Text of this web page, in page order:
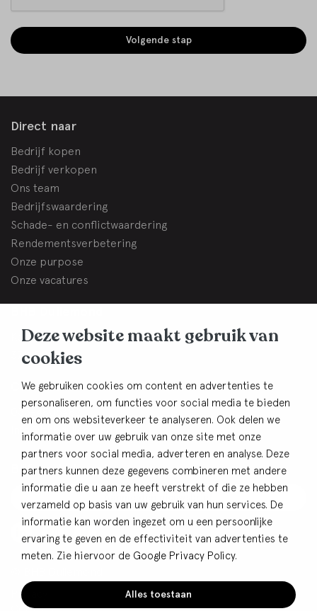
Deze website maakt gebruik van
cookies
We gebruiken cookies om content en advertenties te
personaliseren, om functies voor social media te bieden
en om ons websiteverkeer te analyseren. Ook delen we
informatie over uw gebruik van onze site met onze
partners voor social media, adverteren en analyse. Deze
partners kunnen deze gegevens combineren met andere
informatie die u aan ze heeft verstrekt of die ze hebben
verzameld op basis van uw gebruik van hun services. De
informatie kan worden ingezet om u een persoonlijke
ervaring te geven en de effectiviteit van advertenties te
meten. Zie hiervoor de Google Privacy Policy.
Alles toestaan
Volgende stap
Direct naar
Bedrijf kopen
Bedrijf verkopen
Ons team
Bedrijfswaardering
Schade- en conflictwaardering
Rendementsverbetering
Onze purpose
Onze vacatures
Korte Brinkweg 37c
3761 EC Soest
Contact
033-4805482
info@bhbdullemond.nl
Blijf op de hoogte:
Privacy
Cookies